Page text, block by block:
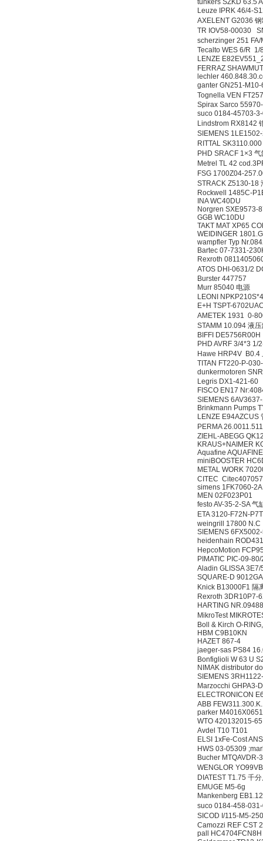
tunkers SZKD 63.5
Leuze IPRK 46/4-
AXELENT G2036
TR IOV58-00030
scherzinger 251 FA/
Tecalto WES 6/R 1/
LENZE
FERRAZ
lechler
ganter GN251-M10-
Tognella VEN
Spirax Sarco
suco 0184-45703-
Lindstrom RX8142
SIEMENS
RITTAL
PHD SRACF 1×3 气
Metrel TL 42
FSG 1700Z04-
STRACK Z5130-18
Rockwell 1485C-
INA WC40DU
Norgren SXE9573-
GGB WC10DU
TAKT MAT XP65
WEIDINGER
wampfler Typ
Bartec 07-7331-
Rexroth
ATOS DHI-0631/2
Burster 447757
Murr 85040 电源
LEONI
E+H TSPT-
AMETEK 1931 0-
STAMM 10.094 液
BIFFI
PHD AVRF 3/4*3 1/
Hawe HRP4V B0.4
TITAN FT220-P-
dunkermotoren
Legris DX1-421-60
FISCO EN17
SIEMENS
Brinkmann Pumps
LENZE E94AZCUS
PERMA
ZIEHL-ABEGG
KRAUS+NAIMER
Aquafine
miniBOOSTER
METAL WORK
CITEC
simens 1FK7060-
MEN 02F023P01
festo AV-35-2-SA 气
ETA 3120-F72N-
weingrill 17800 N.C
SIEMENS
heidenhain
HepcoMotion
PIMATIC PIC-09-
Aladin GLISSA
SQUARE-D
Knick B13000F1 隔
Rexroth 3DR10P7-
HARTING
MikroTest
Boll & Kirch O-
HBM C9B10KN
HAZET 867-4
jaeger-sas PS84
Bonfiglioli W 63 U
NIMAK distributor
SIEMENS
Marzocchi GHPA3-
ELECTRONICON
ABB
parker
WTO 420132015-
Avdel T10 T101
ELSI 1xFe-Cost
HWS 03-05309
Bucher MTQAVDR-
WENGLOR
DIATEST T1.75 千
EMUGE M5-6g
Mankenberg
suco 0184-458-
SICOD I/115-M5-
Camozzi REF CST
pall HC4704FCN8H